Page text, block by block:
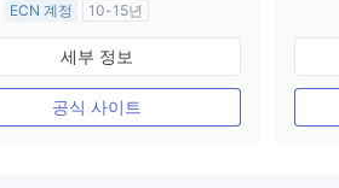
ECN 계정
10-15년
호주 규제
외환 거래 라이선스 (MM)
마스터 레이블 MT4
세부 정보
공식 사이트